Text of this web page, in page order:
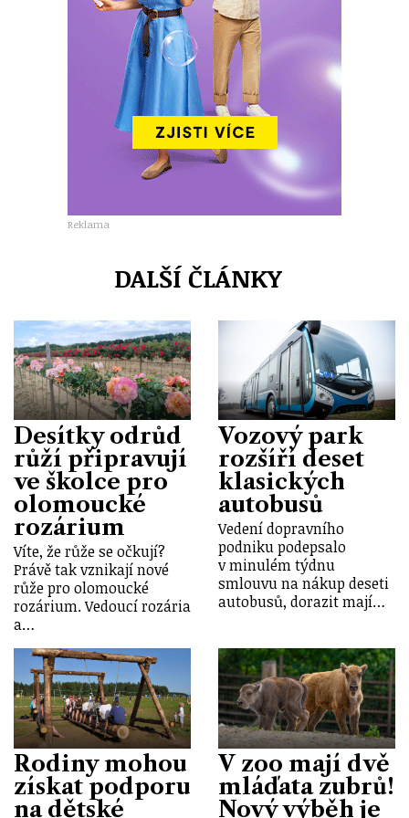
Reklama
DALŠÍ ČLÁNKY
Desítky odrůd
růží připravují
ve školce pro
olomoucké
rozárium
Víte, že růže se očkují?
Právě tak vznikají nové
růže pro olomoucké
rozárium. Vedoucí rozária
a…
Vozový park
rozšíří deset
klasických
autobusů
Vedení dopravního
podniku podepsalo
v minulém týdnu
smlouvu na nákup deseti
autobusů, dorazit mají…
Rodiny mohou
získat podporu
na dětské
V zoo mají dvě
mláďata zubrů!
Nový výběh je